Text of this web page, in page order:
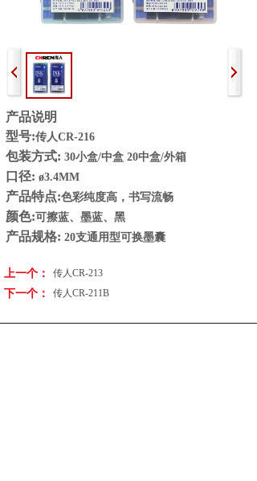
产品说明
型号:传人CR-216
包装方式: 30小盒/中盒 20中盒/外箱
口径: ø3.4MM
产品特点:色彩纯度高，书写流畅
颜色:可擦蓝、墨蓝、黑
产品规格: 20支通用型可换墨囊
上一个： 传人CR-213
下一个： 传人CR-211B